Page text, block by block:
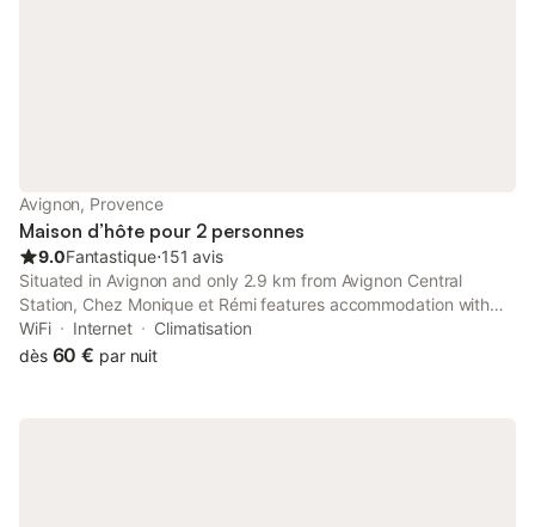
Avignon, Provence
Maison d’hôte pour 2 personnes
9.0Fantastique⋅151 avis
Situated in Avignon and only 2.9 km from Avignon Central
Station, Chez Monique et Rémi features accommodation with
garden views, free WiFi and free private parking. Boasting full-
day security, this property also provides guests with a picnic
WiFi Internet
Climatisation
dès 60 € par nuit